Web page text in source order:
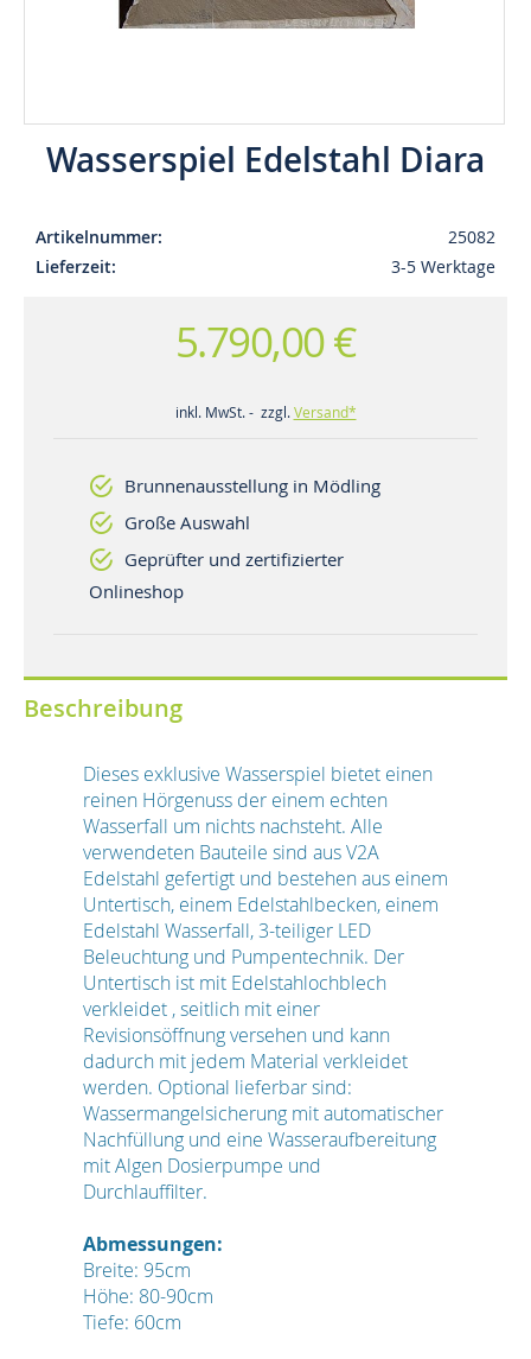
Wasserspiel Edelstahl Diara
Artikelnummer
25082
Lieferzeit
3-5 Werktage
5.790,00 €
inkl. MwSt. - zzgl.Versand*
Brunnenausstellung in Mödling
Große Auswahl
Geprüfter und zertifizierter
Onlineshop
Beschreibung
Dieses exklusive Wasserspiel bietet einen
reinen Hörgenuss der einem echten
Wasserfall um nichts nachsteht. Alle
verwendeten Bauteile sind aus V2A
Edelstahl gefertigt und bestehen aus einem
Untertisch, einem Edelstahlbecken, einem
Edelstahl Wasserfall, 3-teiliger LED
Beleuchtung und Pumpentechnik. Der
Untertisch ist mit Edelstahlochblech
verkleidet , seitlich mit einer
Revisionsöffnung versehen und kann
dadurch mit jedem Material verkleidet
werden. Optional lieferbar sind:
Wassermangelsicherung mit automatischer
Nachfüllung und eine Wasseraufbereitung
mit Algen Dosierpumpe und
Durchlauffilter.
Abmessungen:
Breite: 95cm
Höhe: 80-90cm
Tiefe: 60cm